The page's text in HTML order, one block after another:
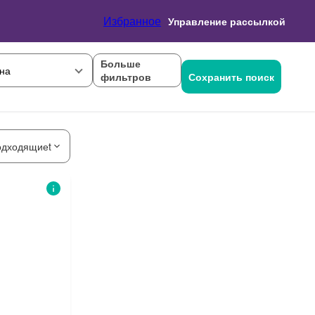
Избранное Управление рассылкой
Больше
фильтров
Сохранить поиск